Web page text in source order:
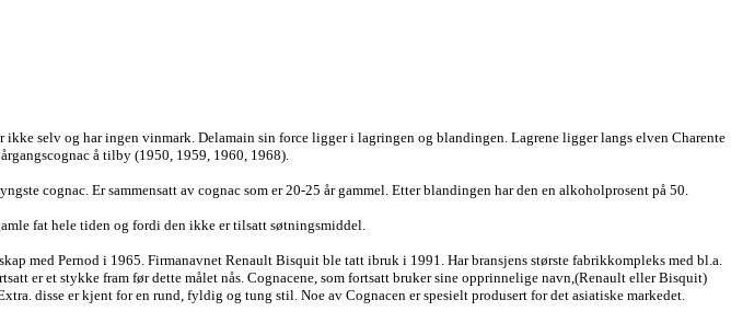
selv og har ingen vinmark. Delamain sin force ligger i lagringen og blandingen. Lagrene ligger langs elven Charente
å tilby (1950, 1959, 1960, 1968).
cognac. Er sammensatt av cognac som er 20-25 år gammel. Etter blandingen har den en alkoholprosent på 50.
fat hele tiden og fordi den ikke er tilsatt søtningsmiddel.
med Pernod i 1965. Firmanavnet Renault Bisquit ble tatt ibruk i 1991. Har bransjens største fabrikkompleks med bl.a.
er et stykke fram før dette målet nås. Cognacene, som fortsatt bruker sine opprinnelige navn,(Renault eller Bisquit)
disse er kjent for en rund, fyldig og tung stil. Noe av Cognacen er spesielt produsert for det asiatiske markedet.